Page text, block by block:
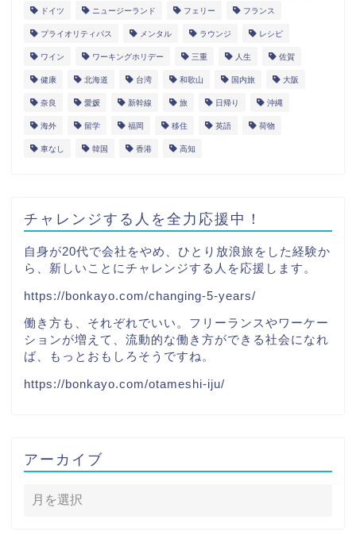
ドイツ ニュージーランド フェリー フランス
プライオリティパス メンタル ラウンジ レシピ
ワイン ワーキングホリデー 三重 人生 佐賀
健康 北海道 台湾 和歌山 国内旅 大阪
奈良 愛媛 新幹線 旅 日帰り 沖縄
海外 留学 福岡 移住 英語 荷物
車なし 韓国 香港 高知
チャレンジする人を全力応援中！
自身が20代で会社をやめ、ひとり放浪旅をした経験か
ら、新しいことにチャレンジする人を応援します。
https://bonkayo.com/changing-5-years/
働き方も、それぞれでいい。フリーランスやワーケー
ションが増えて、流動的な働き方ができる社会になれ
ば、もっとおもしろそうですね。
https://bonkayo.com/otameshi-iju/
アーカイブ